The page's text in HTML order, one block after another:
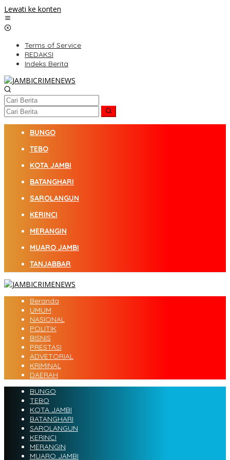
Lewati ke konten
Terms of Service
REDAKSI
Indeks Berita
BUNGO
TEBO
KOTA JAMBI
BATANGHARI
SAROLANGUN
KERINCI
MERANGIN
MUARO JAMBI
TANJABBAR
Beranda
UMUM
NASIONAL
POLITIK
BISNIS
PRESTASI
ADVETORIAL
KRIMINAL
DAERAH
BUNGO
TEBO
KOTA JAMBI
BATANGHARI
SAROLANGUN
KERINCI
MERANGIN
MUARO JAMBI